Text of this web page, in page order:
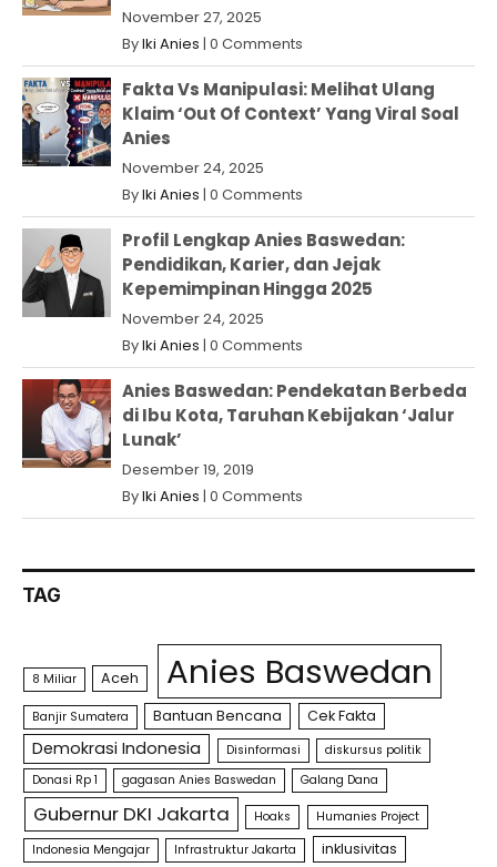
November 27, 2025
ByIki Anies | 0 Comments
Fakta Vs Manipulasi: Melihat Ulang
Klaim ‘Out Of Context’ Yang Viral Soal
Anies
November 24, 2025
ByIki Anies | 0 Comments
Profil Lengkap Anies Baswedan:
Pendidikan, Karier, dan Jejak
Kepemimpinan Hingga 2025
November 24, 2025
ByIki Anies | 0 Comments
Anies Baswedan: Pendekatan Berbeda
di Ibu Kota, Taruhan Kebijakan ‘Jalur
Lunak’
Desember 19, 2019
ByIki Anies | 0 Comments
TAG
8 Miliar Aceh Anies Baswedan
Banjir Sumatera Bantuan Bencana Cek Fakta
Demokrasi Indonesia Disinformasi
diskursus politik
Donasi Rp 1
gagasan Anies Baswedan Galang Dana
Gubernur DKI Jakarta Hoaks
Humanies Project
Indonesia Mengajar
Infrastruktur Jakarta inklusivitas